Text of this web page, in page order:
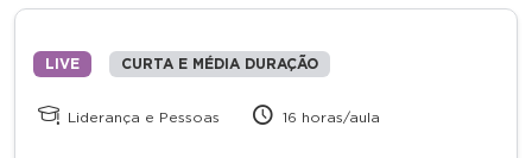
LIVE CURTA E MÉDIA DURAÇÃO
Liderança e Pessoas 16 horas/aula